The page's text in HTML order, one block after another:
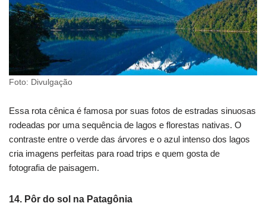
Foto: Divulgação
Essa rota cênica é famosa por suas fotos de estradas sinuosas
rodeadas por uma sequência de lagos e florestas nativas. O
contraste entre o verde das árvores e o azul intenso dos lagos
cria imagens perfeitas para road trips e quem gosta de
fotografia de paisagem.
14. Pôr do sol na Patagônia